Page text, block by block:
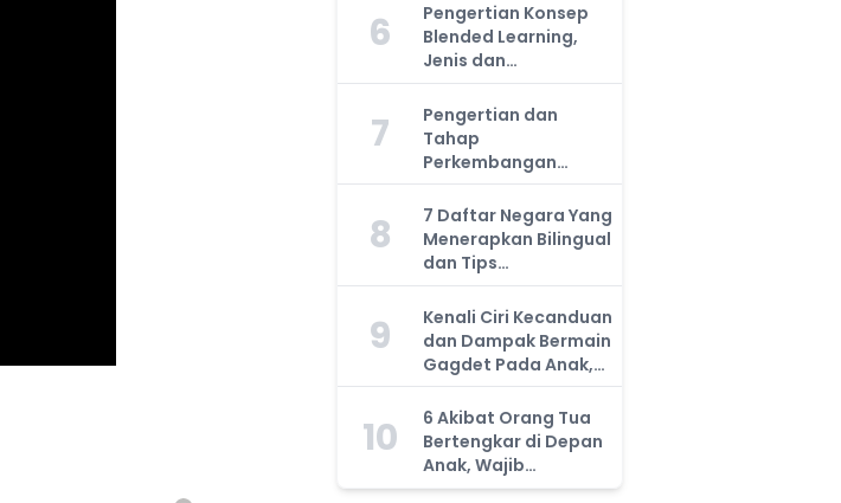
6
Pengertian Konsep
Blended Learning,
Jenis dan
Manfaatnya, Anda
Harus Tahu!
7
Pengertian dan
Tahap
Perkembangan
Kemampuan Kognitif
Anak, Bunda Wajib
Tahu!
8
7 Daftar Negara Yang
Menerapkan Bilingual
dan Tips
Mengajarkan Pada
Anak
9
Kenali Ciri Kecanduan
dan Dampak Bermain
Gagdet Pada Anak,
Orang Tua Wajib
Tahu!
10
6 Akibat Orang Tua
Bertengkar di Depan
Anak, Wajib
Waspada!